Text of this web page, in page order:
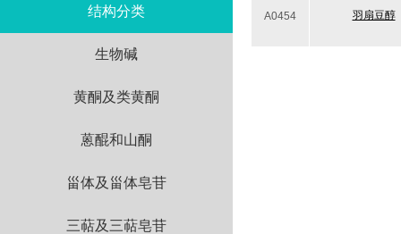
结构分类
生物碱
黄酮及类黄酮
蒽醌和山酮
甾体及甾体皂苷
三萜及三萜皂苷
A0454 羽扇豆醇